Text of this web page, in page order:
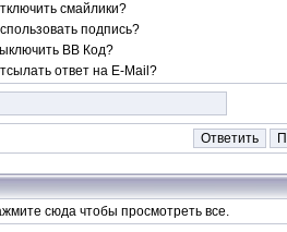
смайлики?
подпись?
BB Код?
ответ на E-Mail?
сюдачтобы просмотреть все.